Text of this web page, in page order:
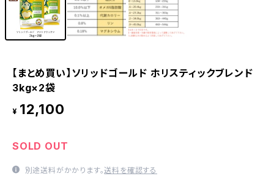
【まとめ買い】ソリッドゴールド ホリスティックブレンド
3kg×2袋
¥ 12,100
SOLD OUT
別途送料がかかります。送料を確認する